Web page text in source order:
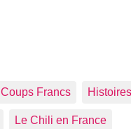
Coups Francs
Le Chili en France